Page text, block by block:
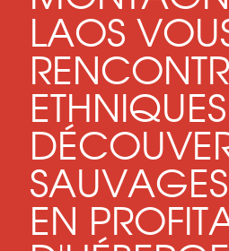
LAOS
EN